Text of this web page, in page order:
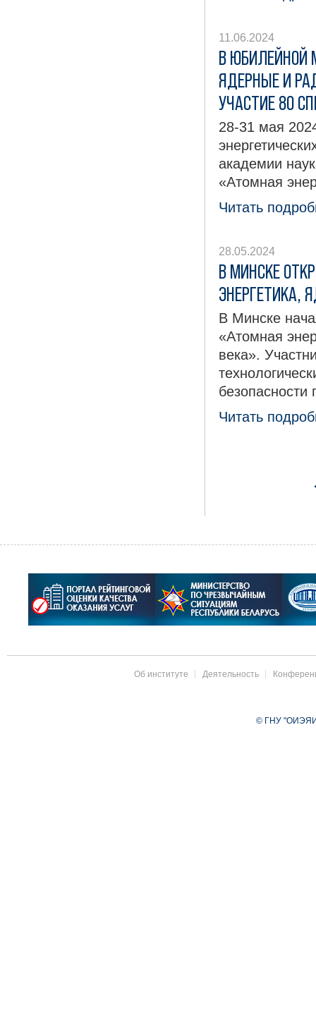
11.06.2024
В ЮБИЛЕЙНОЙ
ЯДЕРНЫЕ И
УЧАСТИЕ 80
28-31 мая
академии
«Атомная
Читать
28.05.2024
В МИНСКЕ
ЭНЕРГЕТИКА,
В Минске
«Атомная
века».
безопасности
Читать
Об институте Деятельность
© ГНУ